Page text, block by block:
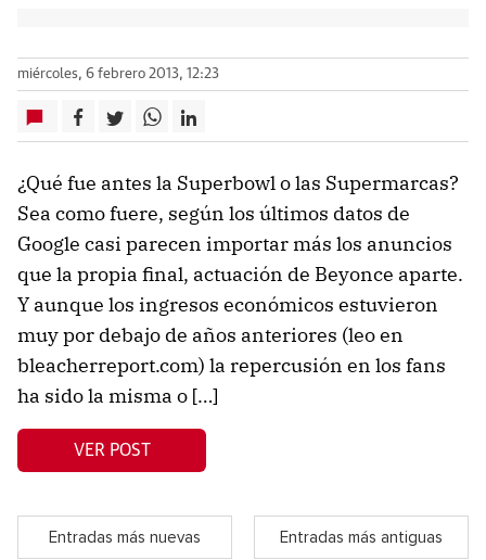
miércoles, 6 febrero 2013, 12:23
¿Qué fue antes la Superbowl o las Supermarcas?
Sea como fuere, según los últimos datos de
Google casi parecen importar más los anuncios
que la propia final, actuación de Beyonce aparte.
Y aunque los ingresos económicos estuvieron
muy por debajo de años anteriores (leo en
bleacherreport.com) la repercusión en los fans
ha sido la misma o […]
VER POST
Entradas más nuevas Entradas más antiguas